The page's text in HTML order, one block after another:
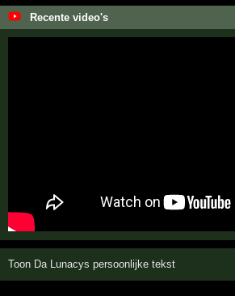
Recente video's
Toon Da Lunacys persoonlijke tekst